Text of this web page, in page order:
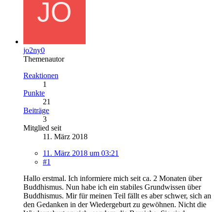
jo2ny0
Themenautor
Reaktionen
1
Punkte
21
Beiträge
3
Mitglied seit
11. März 2018
11. März 2018 um 03:21
#1
Hallo erstmal. Ich informiere mich seit ca. 2 Monaten über
Buddhismus. Nun habe ich ein stabiles Grundwissen über
Buddhismus. Mir für meinen Teil fällt es aber schwer, sich an
den Gedanken in der Wiedergeburt zu gewöhnen. Nicht die